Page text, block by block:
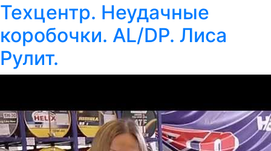
Техцентр. Неудачные
коробочки. AL/DP. Лиса
Рулит.